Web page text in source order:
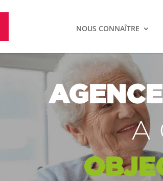
NOUS CONNAÎTRE
A